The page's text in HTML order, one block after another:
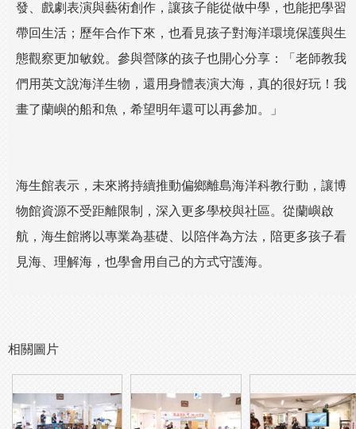
發、戲劇表演與藝術創作，讓孩子能從做中學，也能把學習
帶回生活；歷年合作下來，也看見孩子對海洋環境保護與生
態觀察更加敏銳。參與營隊的孩子也開心分享：「老師教我
們用英文說海洋生物，還用身體表演大海，真的很好玩！我
畫了蘭嶼的船和魚，希望明年還可以再參加。」
海生館表示，未來將持續推動偏鄉離島海洋科教行動，讓博
物館資源不受距離限制，深入更多學校與社區。從蘭嶼啟
航，海生館將以專業為基礎、以陪伴為方法，陪更多孩子看
見海、理解海，也學會用自己的方式守護海。
相關圖片